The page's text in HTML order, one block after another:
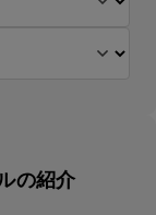
の紹介